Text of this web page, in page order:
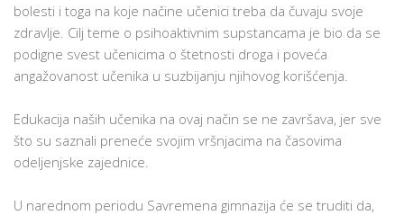
bolesti i toga na koje načine učenici treba da čuvaju svoje
zdravlje. Cilj teme o psihoaktivnim supstancama je bio da se
podigne svest učenicima o štetnosti droga i poveća
angažovanost učenika u suzbijanju njihovog korišćenja.
Edukacija naših učenika na ovaj način se ne završava, jer sve
što su saznali preneće svojim vršnjacima na časovima
odeljenjske zajednice.
U narednom periodu Savremena gimnazija će se truditi da,